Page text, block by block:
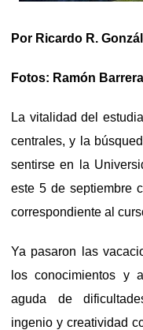
Por Ricardo R.
Fotos: Ramón
La vitalidad del
centrales, y la
sentirse en la
este 5 de septiembre
correspondiente al
Ya pasaron las
los conocimientos y
aguda de
ingenio y creatividad